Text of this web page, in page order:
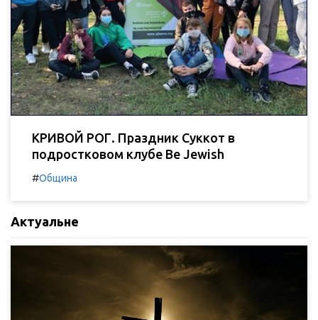
КРИВОЙ РОГ. Праздник Суккот в
подростковом клубе Be Jewish
#Община
Актуальне